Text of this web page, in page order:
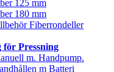
125 mm
180 mm
Fiberrondeller
för Pressning
m. Handpump.
m Batteri